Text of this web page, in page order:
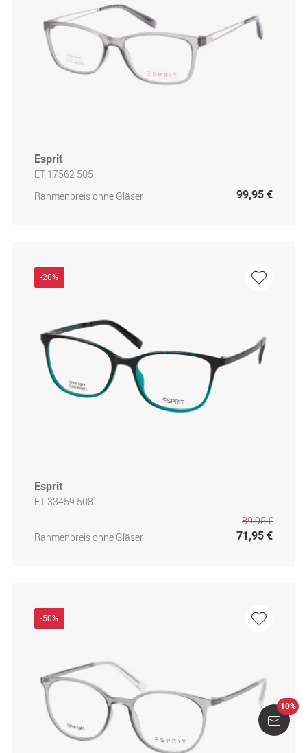
Esprit
ET 17562 505
Rahmenpreis ohne Gläser
99,95 €
-20%
Esprit
ET 33459 508
Rahmenpreis ohne Gläser
89,95 €
71,95 €
-50%
10%